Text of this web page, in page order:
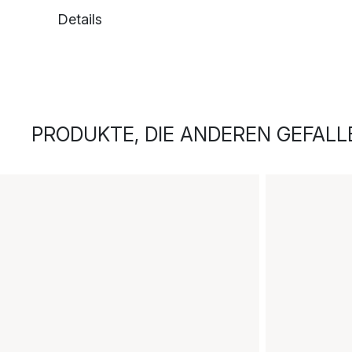
Details
PRODUKTE, DIE ANDEREN